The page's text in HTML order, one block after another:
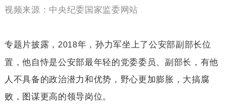
视频来源：中央纪委国家监委网站
专题片披露， 2018年，孙力军坐上了公安部副部长位
置，他自恃是公安部最年轻的党委委员、副部长，有他
人不具备的政治潜力和优势，野心更加膨胀，大搞腐
败，图谋更高的领导岗位。